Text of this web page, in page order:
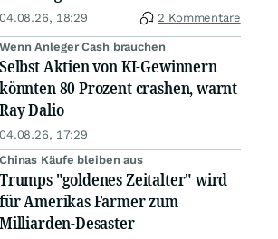
04.08.26, 18:29 2 Kommentare
Wenn Anleger Cash brauchen
Selbst Aktien von KI-Gewinnern
könnten 80 Prozent crashen, warnt
Ray Dalio
04.08.26, 17:29
Chinas Käufe bleiben aus
Trumps "goldenes Zeitalter" wird
für Amerikas Farmer zum
Milliarden-Desaster